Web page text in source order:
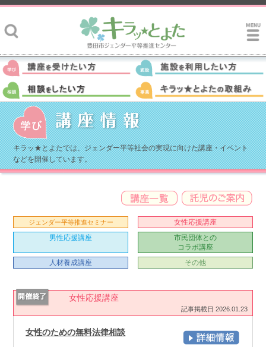
キラッ★とよたでは、ジェンダー平等社会の実現に向けた講座・イベント
などを開催しています。
ジェンダー平等推進セミナー
女性応援講座
男性応援講座
市民団体との
コラボ講座
人材養成講座
その他
女性応援講座
記事掲載日 2026.01.23
女性のための無料法律相談